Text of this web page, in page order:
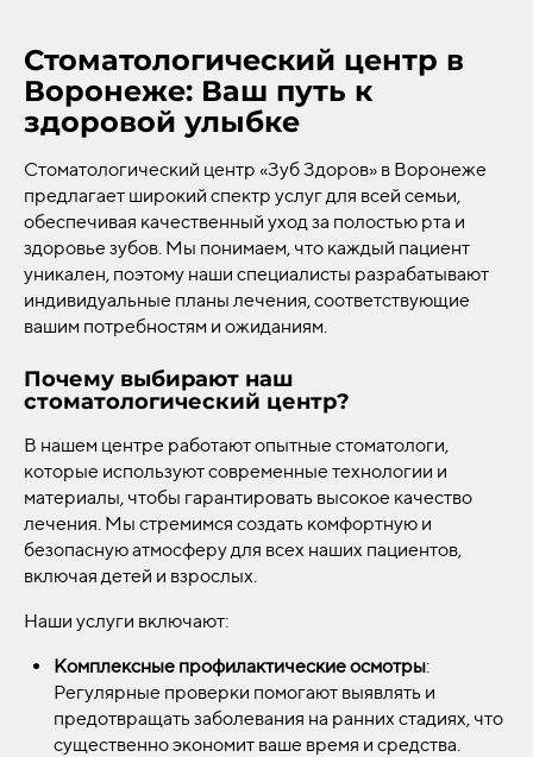
Стоматологический центр в
Воронеже: Ваш путь к
здоровой улыбке
Стоматологический центр «Зуб Здоров» в Воронеже
предлагает широкий спектр услуг для всей семьи,
обеспечивая качественный уход за полостью рта и
здоровье зубов. Мы понимаем, что каждый пациент
уникален, поэтому наши специалисты разрабатывают
индивидуальные планы лечения, соответствующие
вашим потребностям и ожиданиям.
Почему выбирают наш
стоматологический центр?
В нашем центре работают опытные стоматологи,
которые используют современные технологии и
материалы, чтобы гарантировать высокое качество
лечения. Мы стремимся создать комфортную и
безопасную атмосферу для всех наших пациентов,
включая детей и взрослых.
Наши услуги включают:
Комплексные профилактические осмотры:
Регулярные проверки помогают выявлять и
предотвращать заболевания на ранних стадиях, что
существенно экономит ваше время и средства.